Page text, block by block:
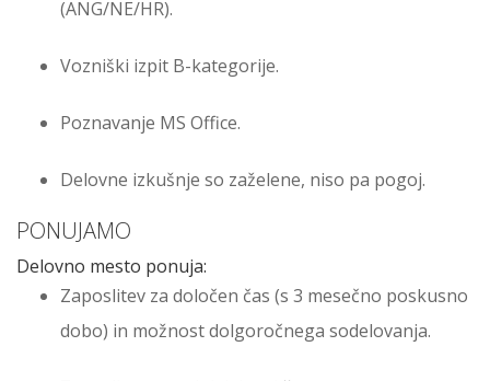
(ANG/NE/HR).
Vozniški izpit B-kategorije.
Poznavanje MS Office.
Delovne izkušnje so zaželene, niso pa pogoj.
PONUJAMO
Delovno mesto ponuja:
Zaposlitev za določen čas (s 3 mesečno poskusno
dobo) in možnost dolgoročnega sodelovanja.